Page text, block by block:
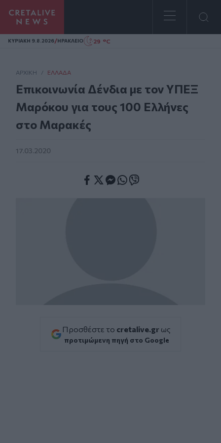
Homepage
ΚΥΡΙΑΚΗ 9.8.2026/ΗΡΑΚΛΕΙΟ 29 °C
ΑΡΧΙΚΗ / ΕΛΛΆΔΑ
Επικοινωνία Δένδια με τον ΥΠΕΞ
Μαρόκου για τους 100 Ελλήνες
στο Μαρακές
17.03.2020
Προσθέστε το cretalive.gr ως
προτιμώμενη πηγή στο Google